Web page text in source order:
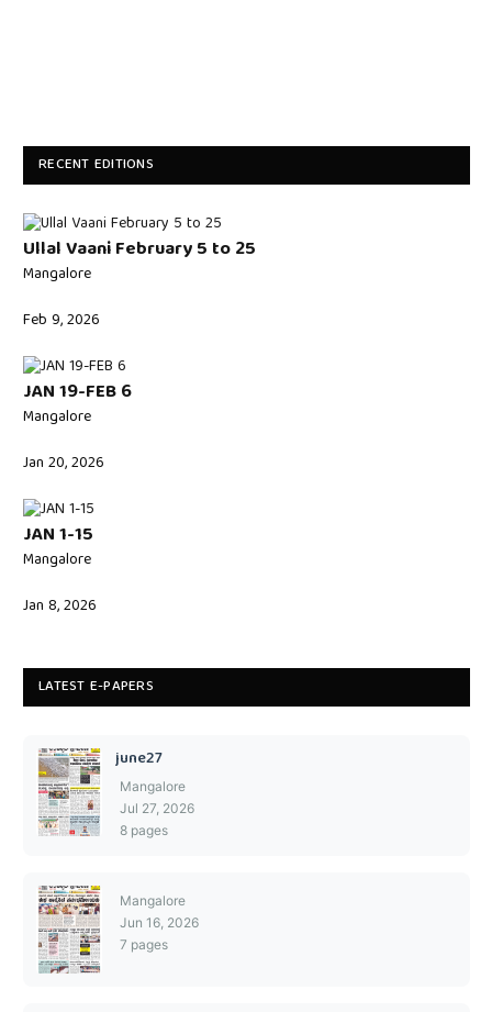
RECENT EDITIONS
Ullal Vaani February 5 to 25
Mangalore
Feb 9, 2026
JAN 19-FEB 6
Mangalore
Jan 20, 2026
JAN 1-15
Mangalore
Jan 8, 2026
LATEST E-PAPERS
june27
Mangalore
Jul 27, 2026
8 pages
Mangalore
Jun 16, 2026
7 pages